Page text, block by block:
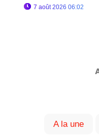
7 août 2026 06:02
A la une